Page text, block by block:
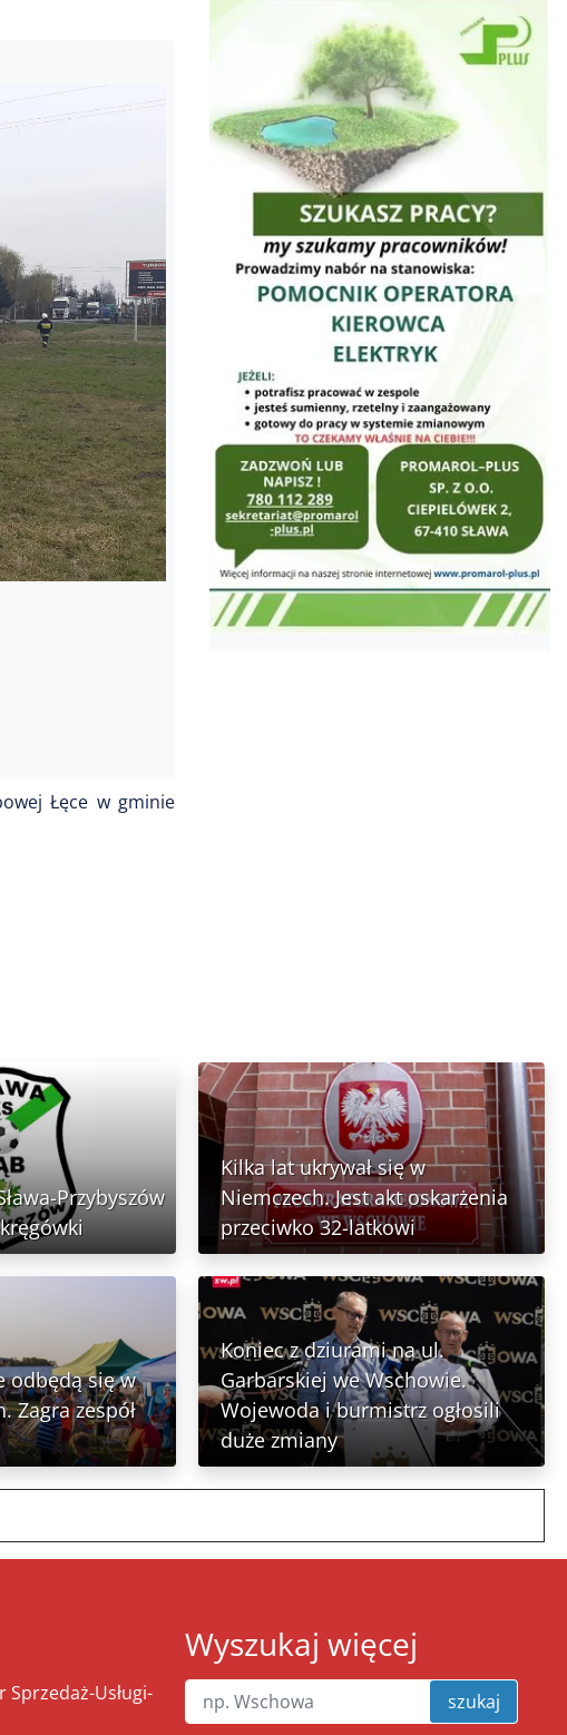
Łęce w gminie
Przybyszów
Kilka lat ukrywał się w
Niemczech. Jest akt oskarżenia
przeciwko 32-latkowi
odbędą się w
Zagra zespół
Koniec z dziurami na ul.
Garbarskiej we Wschowie.
Wojewoda i burmistrz ogłosili
duże zmiany
Sprzedaż-Usługi-
Wyszukaj więcej
szukaj